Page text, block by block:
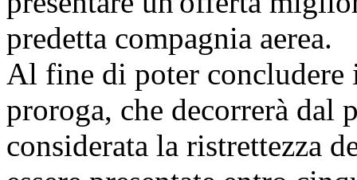
predetta compagnia aerea.
Al fine di poter concludere
proroga, che decorrerà dal
considerata la ristrettezza